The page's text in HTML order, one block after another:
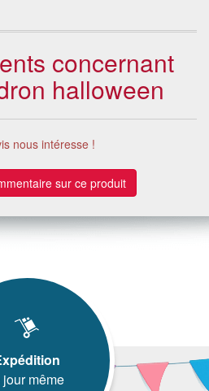
concernant
halloween
nous intéresse !
sur ce produit
jour même